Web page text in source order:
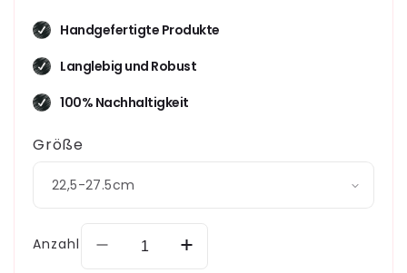
Handgefertigte Produkte
Langlebig und Robust
100% Nachhaltigkeit
Größe
Anzahl
Verringere
Erhöhe